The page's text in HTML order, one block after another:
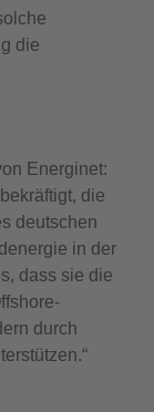
die
Energinet:
die
deutschen
in der
dass sie die
durch